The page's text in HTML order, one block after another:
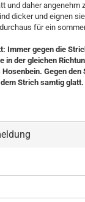
und daher angenehm
dicker und eignen
für ein
Immer gegen die
in der gleichen
Hosenbein. Gegen
Strich samtig glatt.